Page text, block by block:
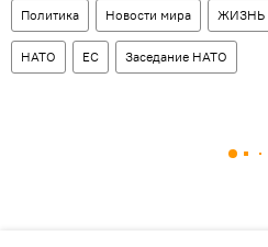
Политика Новости мира ЖИЗНЬ
НАТО ЕС Заседание НАТО